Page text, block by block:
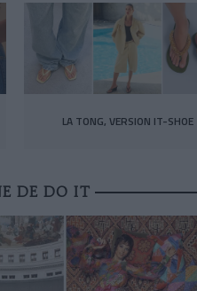
LA TONG, VERSION IT-SHOE
DE DO IT